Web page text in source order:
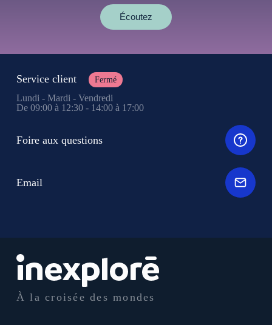
Écoutez
À la croisée des mondes
Service client Fermé
Lundi - Mardi - Vendredi
De 09:00 à 12:30 - 14:00 à 17:00
Foire aux questions
Email